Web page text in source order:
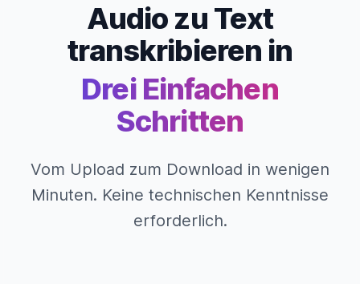
Audio zu Text
transkribieren in
Drei Einfachen
Schritten
Vom Upload zum Download in wenigen
Minuten. Keine technischen Kenntnisse
erforderlich.